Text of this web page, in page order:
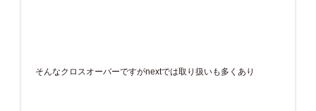
そんなクロスオーバーですがnextでは取り扱いも多くあり